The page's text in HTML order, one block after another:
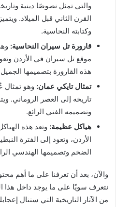
والتي تمثل نصوصًا دينية
القرن الثاني قبل الميلاد.
وكتابته النحاسية.
قارورة تل سيران النحاسية:
موقع تل سيران في الأردن
هذه القارورة بتصميمها
تمثال تايكي عمان: وهو تمثال
تاريخه إلى العصر الروماني.
وتصميمه الفني الرائع.
هياكل عظيمة: وتعد هذه
الأردن، وتعود إلى الفترة
الضخم وتصميمها الهندسي
والآن، بعد أن تعرفنا على ما أهم
نتعرف سويًا على ما يوجد داخل هذا
من الآثار التاريخية التي ستنال